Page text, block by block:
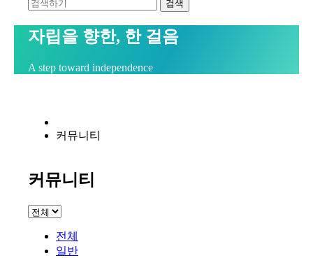
자립을 향한, 한 걸음
A step toward independence
커뮤니티
커뮤니티
전체
일반